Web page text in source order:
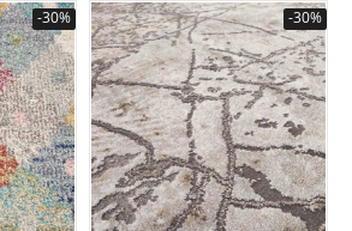
-30% -30%